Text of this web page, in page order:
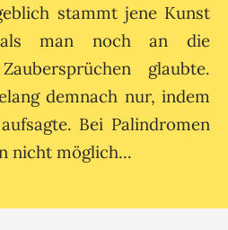
stammt jene Kunst
man noch an die
glaubte.
demnach nur, indem
Bei Palindromen
nicht möglich...